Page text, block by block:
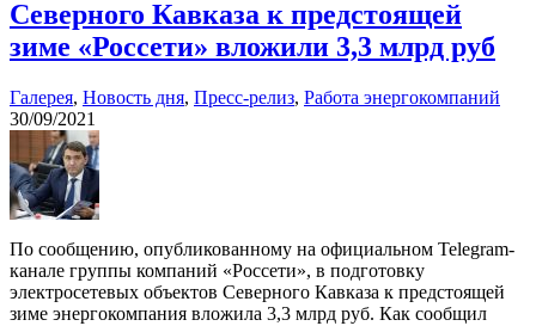
Северного Кавказа к предстоящей
зиме «Россети» вложили 3,3 млрд руб
Галерея, Новость дня, Пресс-релиз, Работа энергокомпаний
30/09/2021
По сообщению, опубликованному на официальном Telegram-
канале группы компаний «Россети», в подготовку
электросетевых объектов Северного Кавказа к предстоящей
зиме энергокомпания вложила 3,3 млрд руб. Как сообщил